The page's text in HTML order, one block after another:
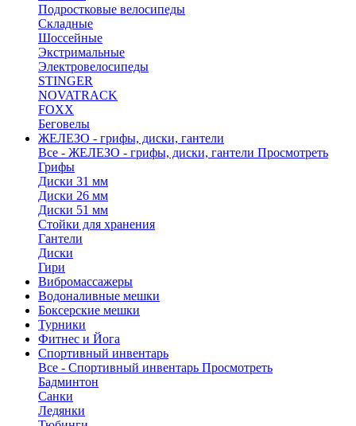
Подростковые велосипеды
Складные
Шоссейные
Экстримальные
Электровелосипеды
STINGER
NOVATRACK
FOXX
Беговелы
ЖЕЛЕЗО - грифы, диски, гантели
Все - ЖЕЛЕЗО - грифы, диски, гантели Просмотреть
Грифы
Диски 31 мм
Диски 26 мм
Диски 51 мм
Стойки для хранения
Гантели
Диски
Гири
Вибромассажеры
Водоналивные мешки
Боксерские мешки
Турники
Фитнес и Йога
Спортивный инвентарь
Все - Спортивный инвентарь Просмотреть
Бадминтон
Санки
Ледянки